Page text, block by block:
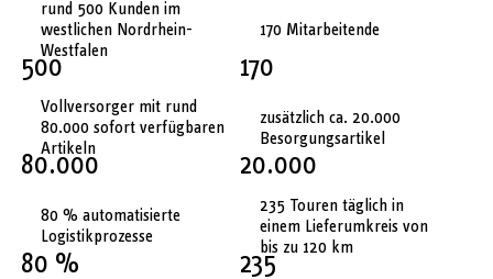
500
rund 500 Kunden im
westlichen Nordrhein-
Westfalen
170
170 Mitarbeitende
80.000
Vollversorger mit rund
80.000 sofort verfügbaren
Artikeln
20.000
zusätzlich ca. 20.000
Besorgungsartikel
80 %
80 % automatisierte
Logistikprozesse
235
235 Touren täglich in
einem Lieferumkreis von
bis zu 120 km